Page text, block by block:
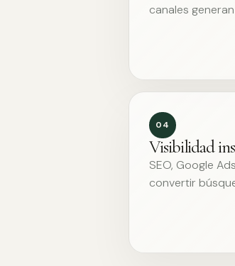
canales
04
Visibilidad
SEO, Google
convertir